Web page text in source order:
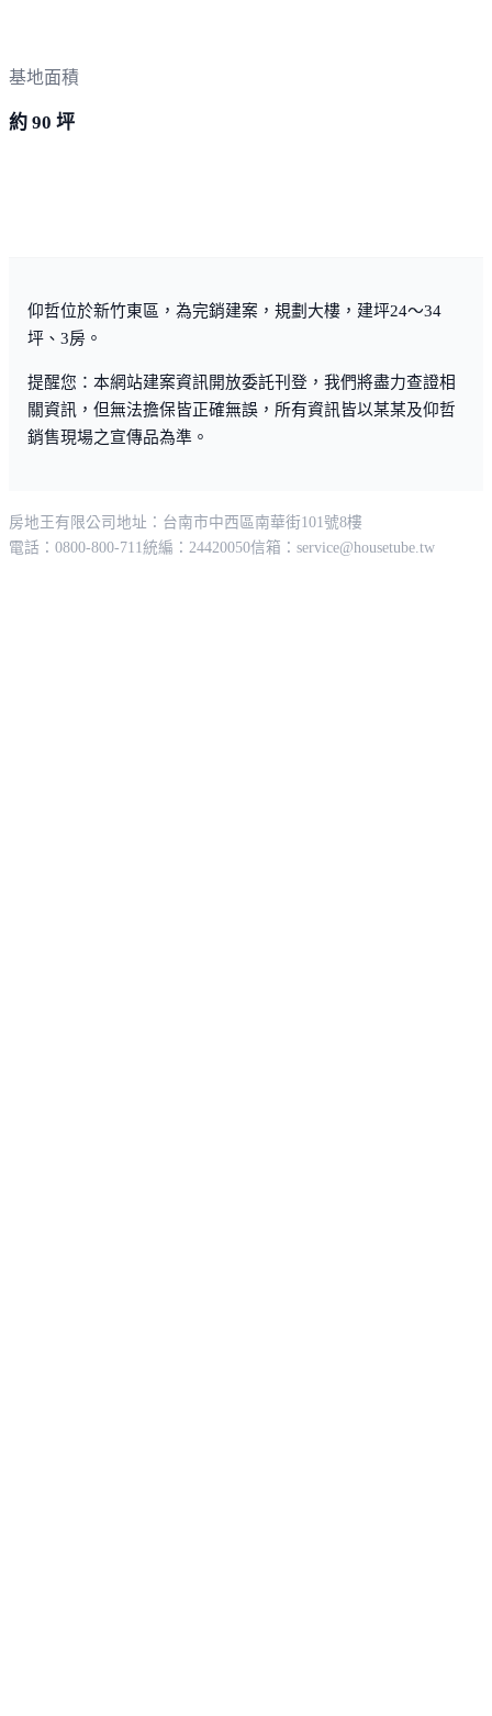
基地面積
約 90 坪
仰哲位於新竹東區，為完銷建案，規劃大樓，建坪24～34
坪、3房。
提醒您：本網站建案資訊開放委託刊登，我們將盡力查證相
關資訊，但無法擔保皆正確無誤，所有資訊皆以某某及仰哲
銷售現場之宣傳品為準。
房地王有限公司 地址：台南市中西區南華街101號8樓
電話：0800-800-711統編：24420050信箱： service@housetube.tw